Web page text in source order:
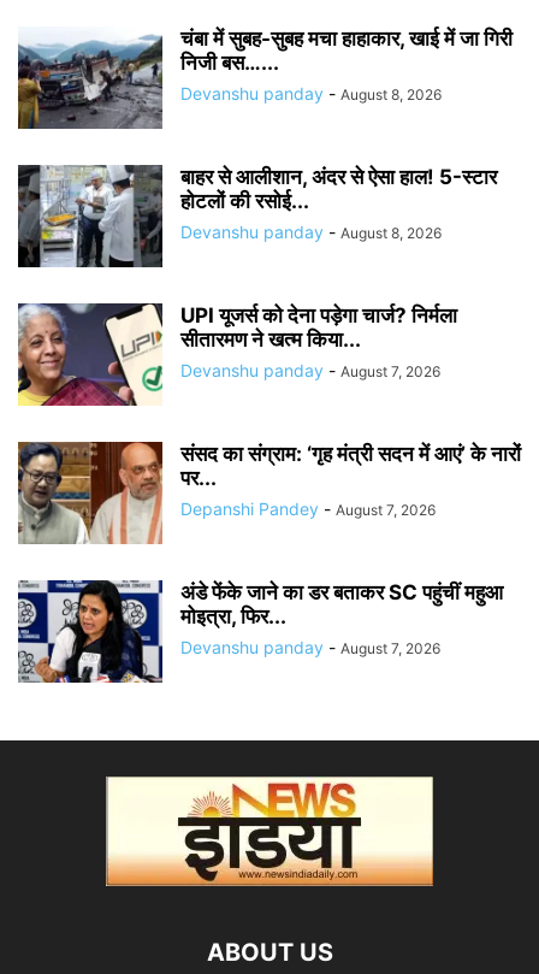
चंबा में सुबह-सुबह मचा हाहाकार, खाई में जा गिरी
निजी बस…...
Devanshu panday - August 8, 2026
बाहर से आलीशान, अंदर से ऐसा हाल! 5-स्टार
होटलों की रसोई...
Devanshu panday - August 8, 2026
UPI यूजर्स को देना पड़ेगा चार्ज? निर्मला
सीतारमण ने खत्म किया...
Devanshu panday - August 7, 2026
संसद का संग्राम: ‘गृह मंत्री सदन में आएं’ के नारों
पर...
Depanshi Pandey - August 7, 2026
अंडे फेंके जाने का डर बताकर SC पहुंचीं महुआ
मोइत्रा, फिर...
Devanshu panday - August 7, 2026
ABOUT US